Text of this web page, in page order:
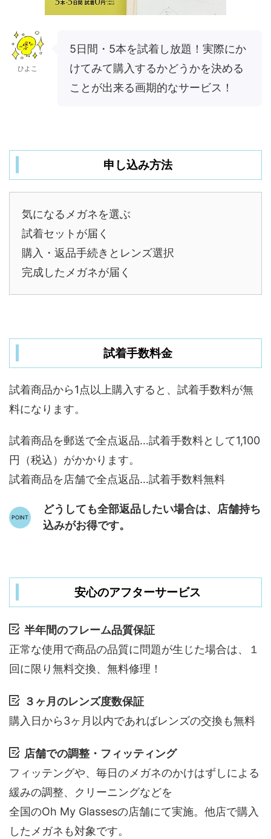
ひよこ
5日間・5本を試着し放題！実際にか
けてみて購入するかどうかを決める
ことが出来る画期的なサービス！
申し込み方法
気になるメガネを選ぶ
試着セットが届く
購入・返品手続きとレンズ選択
完成したメガネが届く
試着手数料金
試着商品から1点以上購入すると、試着手数料が無
料になります。
試着商品を郵送で全点返品…試着手数料として1,100
円（税込）がかかります。
試着商品を店舗で全点返品…試着手数料無料
どうしても全部返品したい場合は、店舗持ち
込みがお得です。
安心のアフターサービス
半年間のフレーム品質保証
正常な使用で商品の品質に問題が生じた場合は、１
回に限り無料交換、無料修理！
３ヶ月のレンズ度数保証
購入日から3ヶ月以内であればレンズの交換も無料
店舗での調整・フィッティング
フィッテングや、毎日のメガネのかけはずしによる
緩みの調整、クリーニングなどを
全国のOh My Glassesの店舗にて実施。他店で購入
したメガネも対象です。